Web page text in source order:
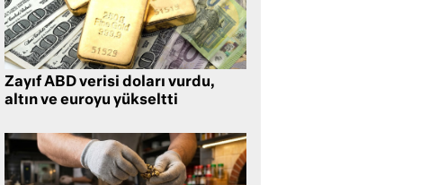
Zayıf ABD verisi doları vurdu,
altın ve euroyu yükseltti